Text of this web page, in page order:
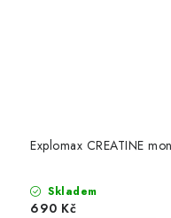
Explomax CREATINE
Skladem
690 Kč